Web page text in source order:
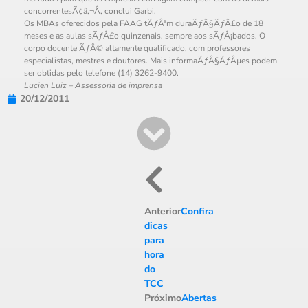
concorrentesÃ¢â‚¬Â, conclui Garbi.
Os MBAs oferecidos pela FAAG tÃƒÂªm duraÃƒÂ§ÃƒÂ£o de 18
meses e as aulas sÃƒÂ£o quinzenais, sempre aos sÃƒÂ¡bados. O
corpo docente ÃƒÂ© altamente qualificado, com professores
especialistas, mestres e doutores. Mais informaÃƒÂ§ÃƒÂµes podem
ser obtidas pelo telefone (14) 3262-9400.
Lucien Luiz – Assessoria de imprensa
20/12/2011
AnteriorConfira
dicas
para
hora
do
TCC
PróximoAbertas